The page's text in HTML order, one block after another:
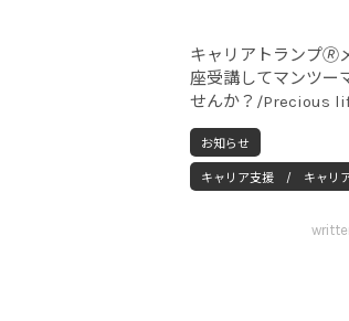
キャリアトランプ🄬
座受講してマンツー
せんか？/Precious
お知らせ
キャリア支援 / キャリア